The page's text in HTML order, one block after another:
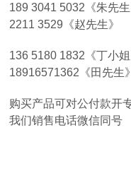
189 3041 5032《朱先
2211 3529《赵先生》
136 5180 1832《丁小
18916571362《田先生》
购买产品可对公付款开
我们销售电话微信同号